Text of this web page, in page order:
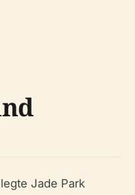
Jade Park